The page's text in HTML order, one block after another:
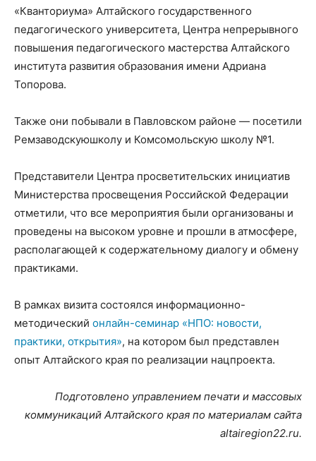
«Кванториума» Алтайского государственного
педагогического университета, Центра непрерывного
повышения педагогического мастерства Алтайского
института развития образования имени Адриана
Топорова.
Также они побывали в Павловском районе — посетили
Ремзаводскуюшколу и Комсомольскую школу №1.
Представители Центра просветительских инициатив
Министерства просвещения Российской Федерации
отметили, что все мероприятия были организованы и
проведены на высоком уровне и прошли в атмосфере,
располагающей к содержательному диалогу и обмену
практиками.
В рамках визита состоялся информационно-
методический онлайн-семинар «НПО: новости,
практики, открытия», на котором был представлен
опыт Алтайского края по реализации нацпроекта.
Подготовлено управлением печати и массовых
коммуникаций Алтайского края по материалам сайта
altairegion22.ru.